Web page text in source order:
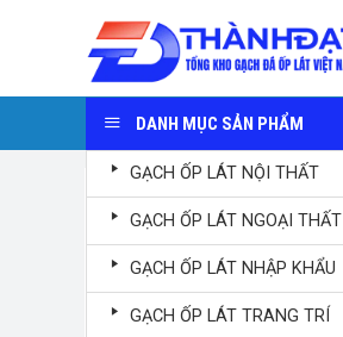
DANH MỤC SẢN PHẨM
GẠCH ỐP LÁT NỘI THẤT
GẠCH ỐP LÁT NGOẠI THẤT
GẠCH ỐP LÁT NHẬP KHẨU
GẠCH ỐP LÁT TRANG TRÍ